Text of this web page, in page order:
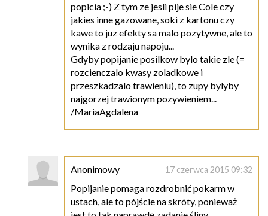
popicia ;-) Z tym ze jesli pije sie Cole czy
jakies inne gazowane, soki z kartonu czy
kawe to juz efekty sa malo pozytywne, ale to
wynika z rodzaju napoju...
Gdyby popijanie posilkow bylo takie zle (=
rozcienczalo kwasy zoladkowe i
przeszkadzalo trawieniu), to zupy bylyby
najgorzej trawionym pozywieniem...
/MariaAgdalena
Anonimowy 17 czerwca 2015 09:32
Popijanie pomaga rozdrobnić pokarm w
ustach, ale to pójście na skróty, ponieważ